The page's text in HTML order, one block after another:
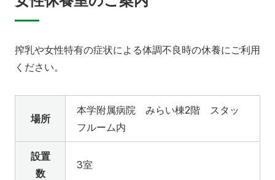
搾乳や女性特有の症状による体調不良時の休養にご利用
ください。
場所
本学附属病院 みらい棟2階 スタッ
フルーム内
設置
数
3室